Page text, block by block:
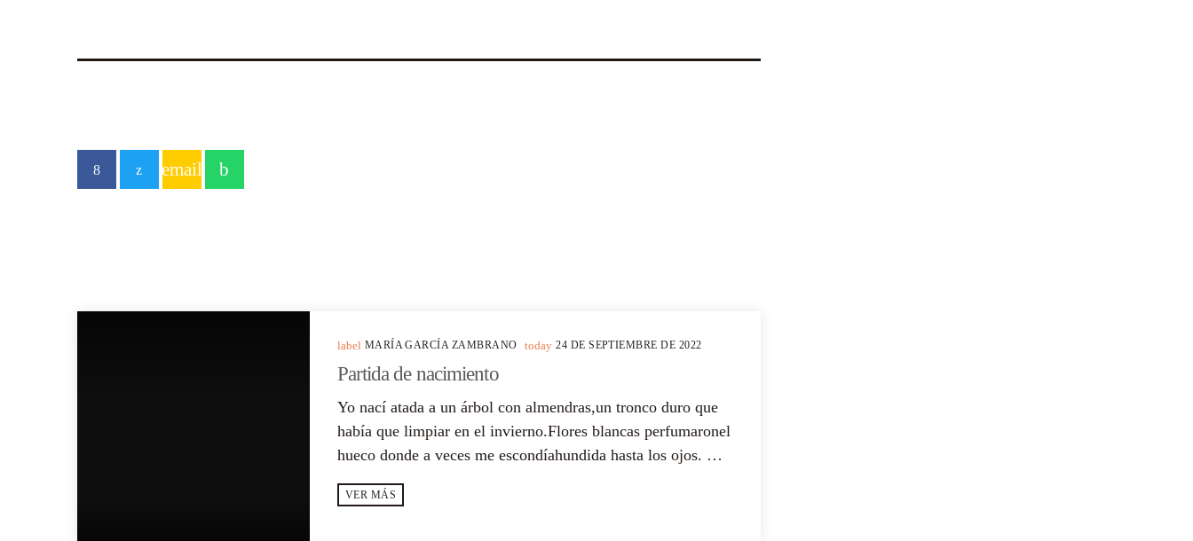
email
label MARÍA GARCÍA ZAMBRANO today 24 DE SEPTIEMBRE DE 2022
Partida de nacimiento
Yo nací atada a un árbol con almendras,un tronco duro que
había que limpiar en el invierno.Flores blancas perfumaronel
hueco donde a veces me escondíahundida hasta los ojos. Del
mar [...]
VER MÁS